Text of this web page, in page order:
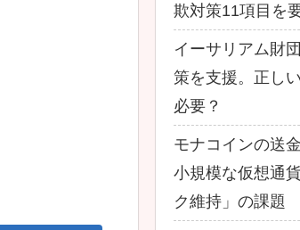
欺対策11項目を
イーサリアム財
策を支援。正し
必要？
モナコインの送
小規模な仮想通
ク維持」の課題